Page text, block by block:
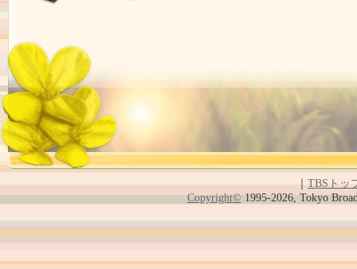
｜ TBSトッ
Copyright© 1995-2026, Tokyo